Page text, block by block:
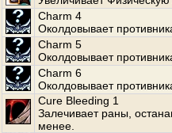
Charm 4
Околдовывает
Charm 5
Околдовывает
Charm 6
Околдовывает
Cure Bleeding 1
Залечивает раны,
менее.